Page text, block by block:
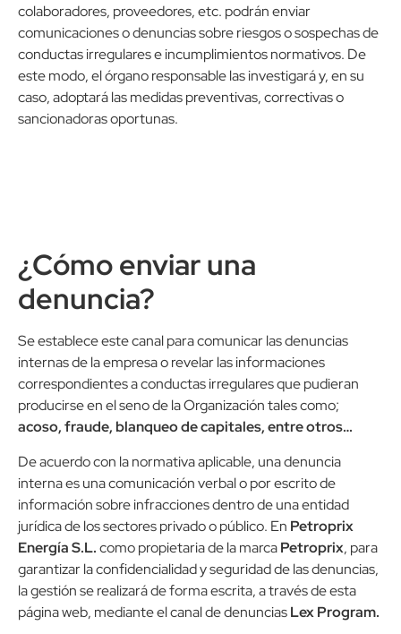
colaboradores, proveedores, etc. podrán enviar
comunicaciones o denuncias sobre riesgos o sospechas de
conductas irregulares e incumplimientos normativos. De
este modo, el órgano responsable las investigará y, en su
caso, adoptará las medidas preventivas, correctivas o
sancionadoras oportunas.
¿Cómo enviar una
denuncia?
Se establece este canal para comunicar las denuncias
internas de la empresa o revelar las informaciones
correspondientes a conductas irregulares que pudieran
producirse en el seno de la Organización tales como;
acoso, fraude, blanqueo de capitales, entre otros…
De acuerdo con la normativa aplicable, una denuncia
interna es una comunicación verbal o por escrito de
información sobre infracciones dentro de una entidad
jurídica de los sectores privado o público. En Petroprix
Energía S.L.como propietaria de la marcaPetroprix, para
garantizar la confidencialidad y seguridad de las denuncias,
la gestión se realizará de forma escrita, a través de esta
página web, mediante el canal de denunciasLex Program.